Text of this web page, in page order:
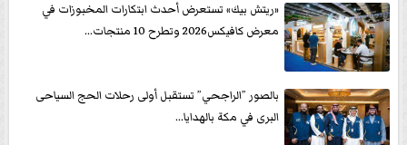
«ريتش بيك» تستعرض أحدث ابتكارات المخبوزات في
معرض كافيكس2026 وتطرح 10 منتجات...
بالصور ”الراجحي” تستقبل أولى رحلات الحج السياحى
البرى في مكة بالهدايا...